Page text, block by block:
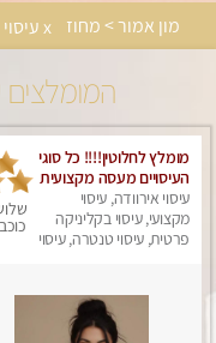
מון אמור > מחוז x עיסוי מקצועי
המומלצים
מומלץ לחלוטין!!!! כל סוגי
העיסויים מעסה מקצועית
ואיכותית פרטי!!!
עיסוי אירוודה, עיסוי
מקצועי, עיסוי בקליניקה
פרטית, עיסוי טנטרה, עיסוי